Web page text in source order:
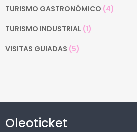
TURISMO GASTRONÓMICO (4)
TURISMO INDUSTRIAL (1)
VISITAS GUIADAS (5)
Oleoticket